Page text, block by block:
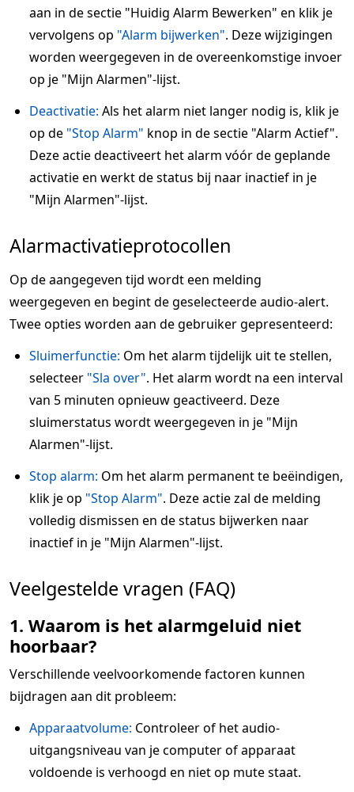
aan in de sectie "Huidig Alarm Bewerken" en klik je
vervolgens op "Alarm bijwerken". Deze wijzigingen
worden weergegeven in de overeenkomstige invoer
op je "Mijn Alarmen"-lijst.
Deactivatie: Als het alarm niet langer nodig is, klik je
op de "Stop Alarm" knop in de sectie "Alarm Actief".
Deze actie deactiveert het alarm vóór de geplande
activatie en werkt de status bij naar inactief in je
"Mijn Alarmen"-lijst.
Alarmactivatieprotocollen
Op de aangegeven tijd wordt een melding
weergegeven en begint de geselecteerde audio-alert.
Twee opties worden aan de gebruiker gepresenteerd:
Sluimerfunctie: Om het alarm tijdelijk uit te stellen,
selecteer "Sla over". Het alarm wordt na een interval
van 5 minuten opnieuw geactiveerd. Deze
sluimerstatus wordt weergegeven in je "Mijn
Alarmen"-lijst.
Stop alarm: Om het alarm permanent te beëindigen,
klik je op "Stop Alarm". Deze actie zal de melding
volledig dismissen en de status bijwerken naar
inactief in je "Mijn Alarmen"-lijst.
Veelgestelde vragen (FAQ)
1. Waarom is het alarmgeluid niet
hoorbaar?
Verschillende veelvoorkomende factoren kunnen
bijdragen aan dit probleem:
Apparaatvolume: Controleer of het audio-
uitgangsniveau van je computer of apparaat
voldoende is verhoogd en niet op mute staat.